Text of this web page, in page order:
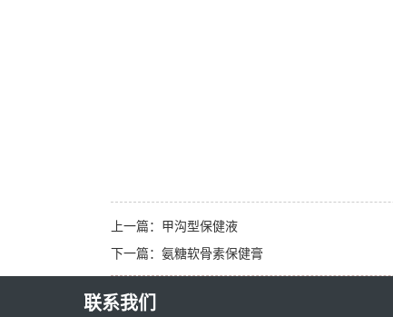
上一篇： 甲沟型保健液
下一篇： 氨糖软骨素保健膏
联系我们